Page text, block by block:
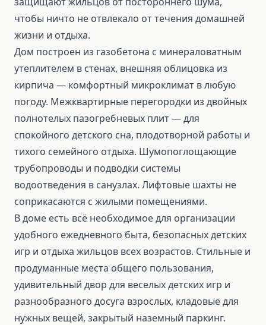
чтобы ничто не отвлекало от течения домашней
жизни и отдыха.
Дом построен из газобетона с минераловатным
утеплителем в стенах, внешняя облицовка из
кирпича — комфортный микроклимат в любую
погоду. Межквартирные перегородки из двойных
полнотелых пазогребневых плит — для
спокойного детского сна, плодотворной работы и
тихого семейного отдыха. Шумопоглощающие
трубопроводы и подводки системы
водоотведения в санузлах. Лифтовые шахты не
соприкасаются с жилыми помещениями.
В доме есть всё необходимое для организации
удобного ежедневного быта, безопасных детских
игр и отдыха жильцов всех возрастов. Стильные и
продуманные места общего пользования,
удивительный двор для веселых детских игр и
разнообразного досуга взрослых, кладовые для
нужных вещей, закрытый наземный паркинг.